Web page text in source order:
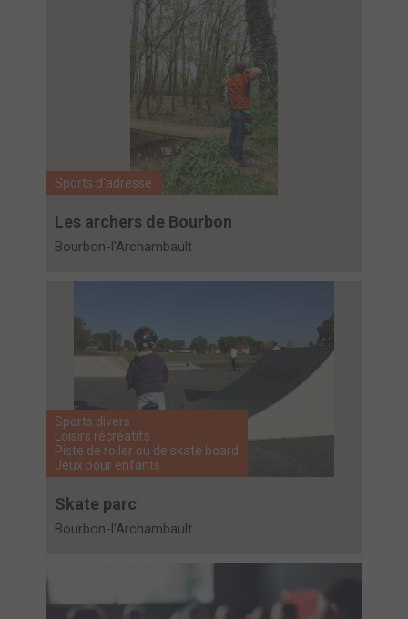
Sports d'adresse
Les archers de Bourbon
Bourbon-l'Archambault
Sports divers
Loisirs récréatifs
Piste de roller ou de skate board
Jeux pour enfants
Skate parc
Bourbon-l'Archambault